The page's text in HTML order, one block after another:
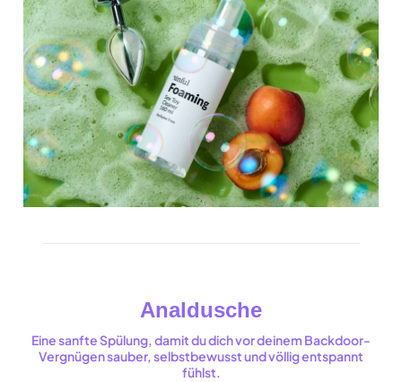
Analdusche
Eine sanfte Spülung, damit du dich vor deinem Backdoor-
Vergnügen sauber, selbstbewusst und völlig entspannt
fühlst.